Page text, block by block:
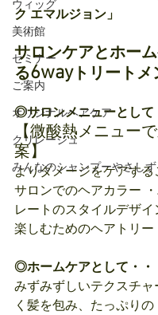
ウィッグ
美術館
セミナー
ご案内
オリジナルヘアケア
クリレージュ
みんなのシャンプーやさしず
ク エマルジョン」
サロンケアとホー
る6wayトリートメ
◎サロンメニューとして
【微酸熱メニュー
案】
よりダメージをケアする
サロンでのヘアカラー
レートのスタイルデザイ
楽しむためのヘアトリー
◎ホームケアとして・
みずみずしいテクスチャ
く髪を包み、たっぷり